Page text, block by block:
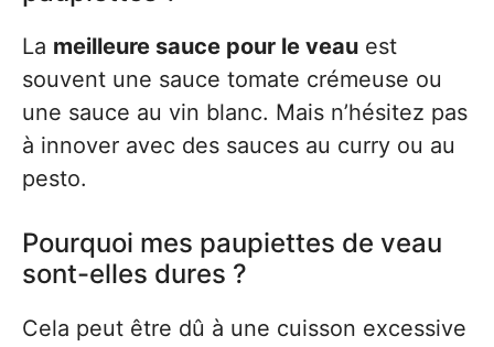
La meilleure sauce pour le veau est
souvent une sauce tomate crémeuse ou
une sauce au vin blanc. Mais n’hésitez pas
à innover avec des sauces au curry ou au
pesto.
Pourquoi mes paupiettes de veau
sont-elles dures ?
Cela peut être dû à une cuisson excessive